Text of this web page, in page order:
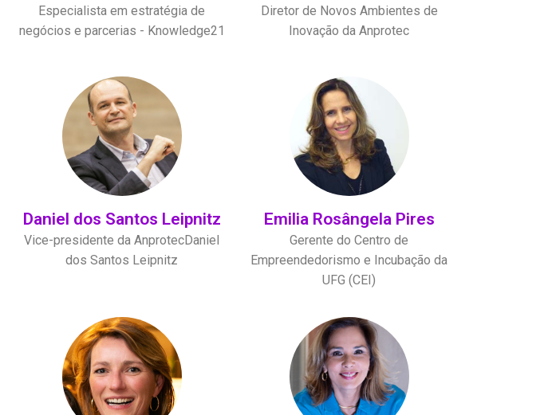
Especialista em estratégia de
negócios e parcerias - Knowledge21
Diretor de Novos Ambientes de
Inovação da Anprotec
Daniel dos Santos Leipnitz
Vice-presidente da AnprotecDaniel
dos Santos Leipnitz
Emilia Rosângela Pires
Gerente do Centro de
Empreendedorismo e Incubação da
UFG (CEI)